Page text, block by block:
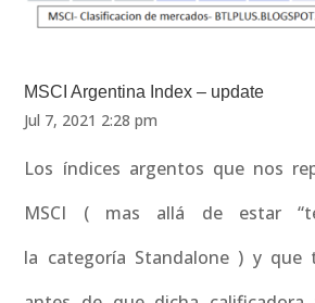
MSCI Argentina Index – update
Jul 7, 2021 2:28 pm
Los índices argentos que nos
MSCI ( mas allá de estar
la categoría Standalone ) y que